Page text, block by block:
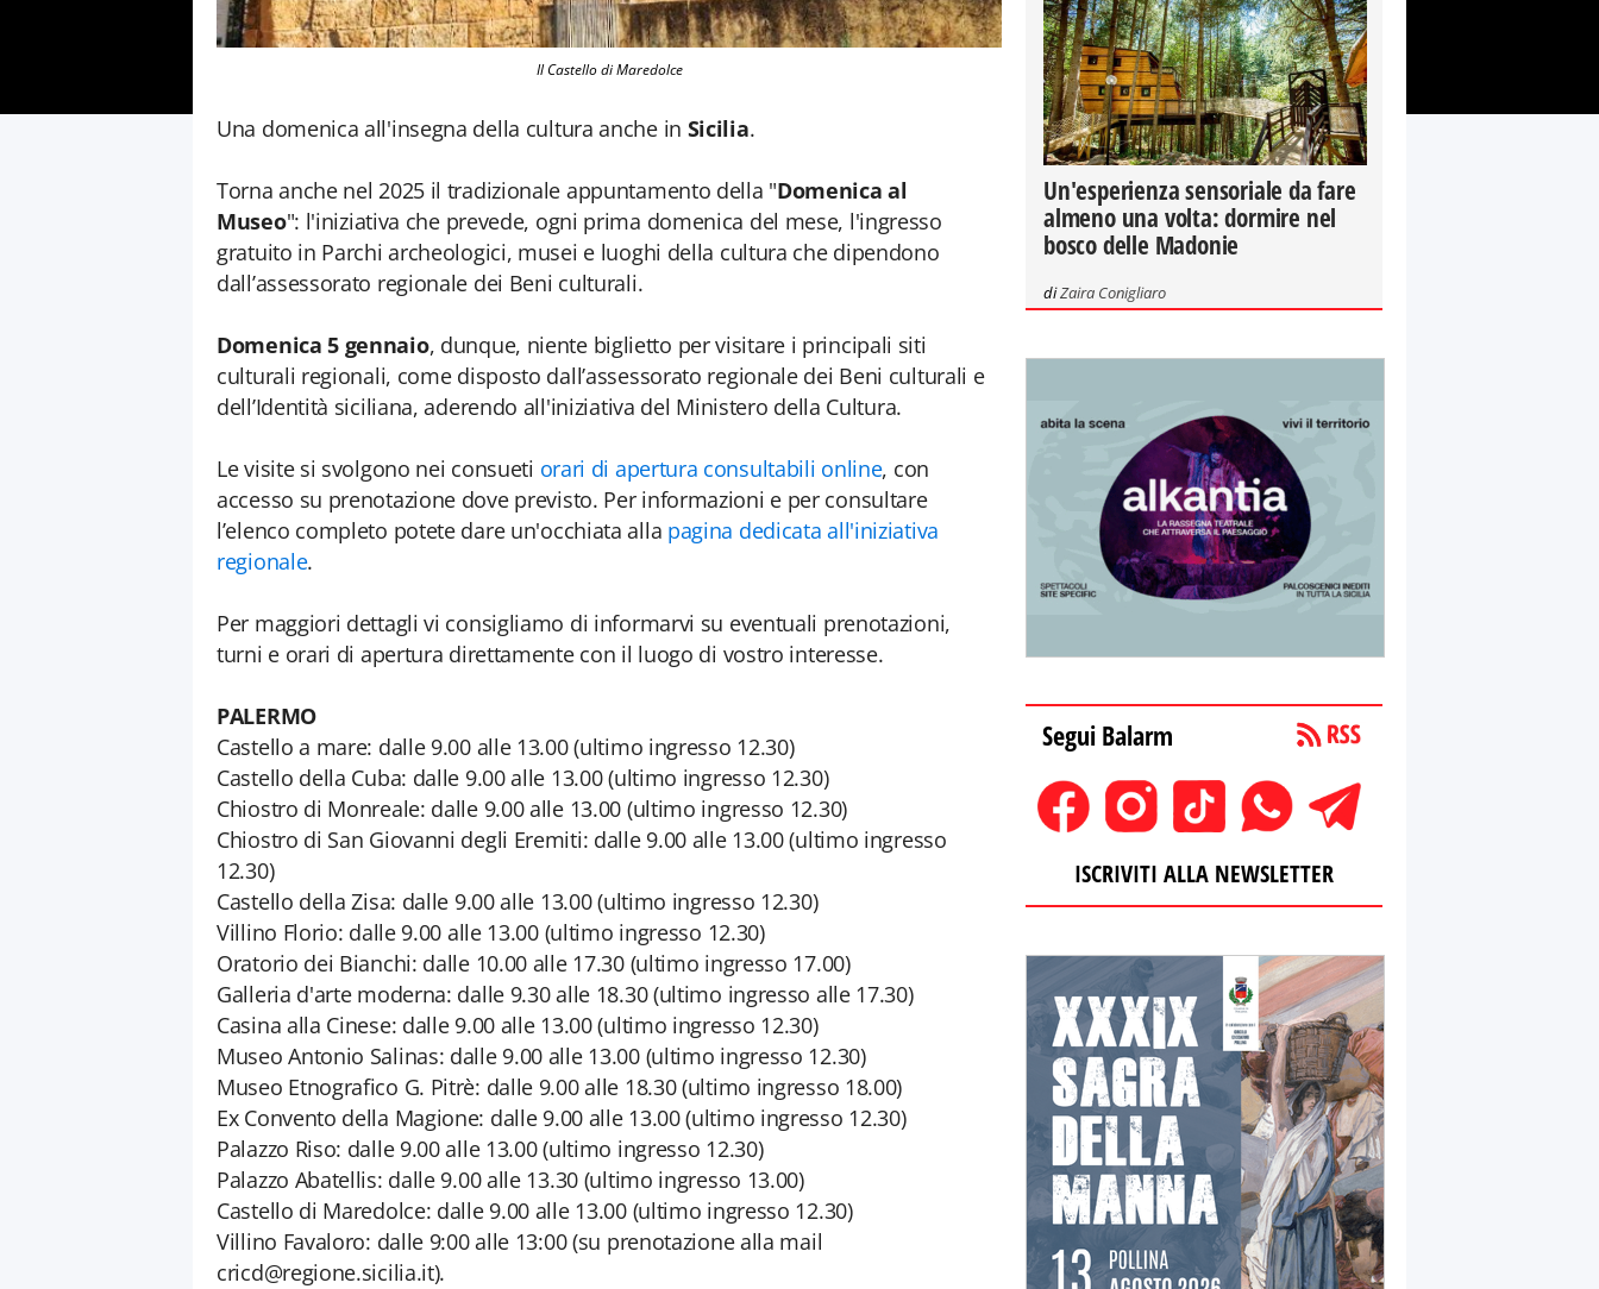
Il Castello di Maredolce
Una domenica all'insegna della cultura anche in Sicilia.
Torna anche nel 2025 il tradizionale appuntamento della "Domenica al
Museo": l'iniziativa che prevede, ogni prima domenica del mese, l'ingresso
gratuito in Parchi archeologici, musei e luoghi della cultura che dipendono
dall’assessorato regionale dei Beni culturali.
Domenica 5 gennaio, dunque, niente biglietto per visitare i principali siti
culturali regionali, come disposto dall’assessorato regionale dei Beni culturali e
dell’Identità siciliana, aderendo all'iniziativa del Ministero della Cultura.
Le visite si svolgono nei consueti orari di apertura consultabili online, con
accesso su prenotazione dove previsto. Per informazioni e per consultare
l’elenco completo potete dare un'occhiata alla pagina dedicata all'iniziativa
regionale.
Per maggiori dettagli vi consigliamo di informarvi su eventuali prenotazioni,
turni e orari di apertura direttamente con il luogo di vostro interesse.
PALERMO
Castello a mare: dalle 9.00 alle 13.00 (ultimo ingresso 12.30)
Castello della Cuba: dalle 9.00 alle 13.00 (ultimo ingresso 12.30)
Chiostro di Monreale: dalle 9.00 alle 13.00 (ultimo ingresso 12.30)
Chiostro di San Giovanni degli Eremiti: dalle 9.00 alle 13.00 (ultimo ingresso
12.30)
Castello della Zisa: dalle 9.00 alle 13.00 (ultimo ingresso 12.30)
Villino Florio: dalle 9.00 alle 13.00 (ultimo ingresso 12.30)
Oratorio dei Bianchi: dalle 10.00 alle 17.30 (ultimo ingresso 17.00)
Galleria d'arte moderna: dalle 9.30 alle 18.30 (ultimo ingresso alle 17.30)
Casina alla Cinese: dalle 9.00 alle 13.00 (ultimo ingresso 12.30)
Museo Antonio Salinas: dalle 9.00 alle 13.00 (ultimo ingresso 12.30)
Museo Etnografico G. Pitrè: dalle 9.00 alle 18.30 (ultimo ingresso 18.00)
Ex Convento della Magione: dalle 9.00 alle 13.00 (ultimo ingresso 12.30)
Palazzo Riso: dalle 9.00 alle 13.00 (ultimo ingresso 12.30)
Palazzo Abatellis: dalle 9.00 alle 13.30 (ultimo ingresso 13.00)
Castello di Maredolce: dalle 9.00 alle 13.00 (ultimo ingresso 12.30)
Villino Favaloro: dalle 9:00 alle 13:00 (su prenotazione alla mail
cricd@regione.sicilia.it).
Un'esperienza sensoriale da fare
almeno una volta: dormire nel
bosco delle Madonie
diZaira Conigliaro
Segui Balarm
ISCRIVITI ALLA NEWSLETTER